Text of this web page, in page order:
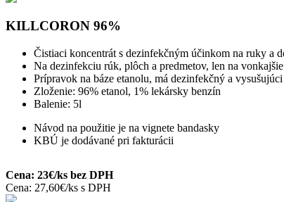
KILLCORON 96%
Čistiaci koncentrát s dezinfekčným účinkom na ruky a
Na dezinfekciu rúk, plôch a predmetov, len na
Prípravok na báze etanolu, má dezinfekčný a
Zloženie: 96% etanol, 1% lekársky benzín
Balenie: 5l
Návod na použitie je na vignete bandasky
KBÚ je dodávané pri fakturácii
Cena: 23€/ks bez DPH
Cena: 27,60€/ks s DPH